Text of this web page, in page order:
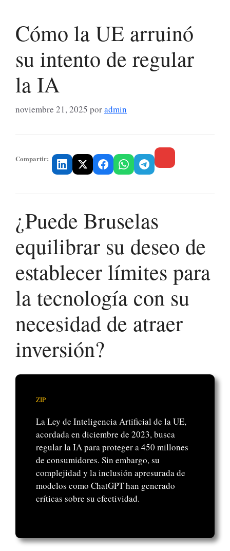
Cómo la UE arruinó
su intento de regular
la IA
noviembre 21, 2025 poradmin
Compartir:
¿Puede Bruselas
equilibrar su deseo de
establecer límites para
la tecnología con su
necesidad de atraer
inversión?
ZIP
La Ley de Inteligencia Artificial de la UE,
acordada en diciembre de 2023, busca
regular la IA para proteger a 450 millones
de consumidores. Sin embargo, su
complejidad y la inclusión apresurada de
modelos como ChatGPT han generado
críticas sobre su efectividad.